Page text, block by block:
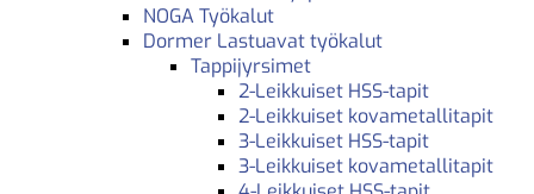
NOGA Työkalut
Dormer Lastuavat työkalut
Tappijyrsimet
2-Leikkuiset HSS-tapit
2-Leikkuiset kovametallitapit
3-Leikkuiset HSS-tapit
3-Leikkuiset kovametallitapit